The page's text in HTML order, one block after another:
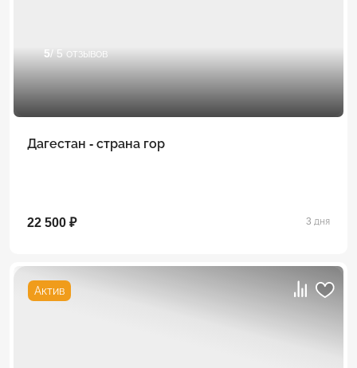
5/ 5 отзывов
Дагестан - страна гор
22 500 ₽ 3 дня
Актив